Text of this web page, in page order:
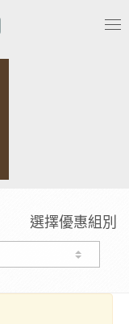
選擇優惠組別